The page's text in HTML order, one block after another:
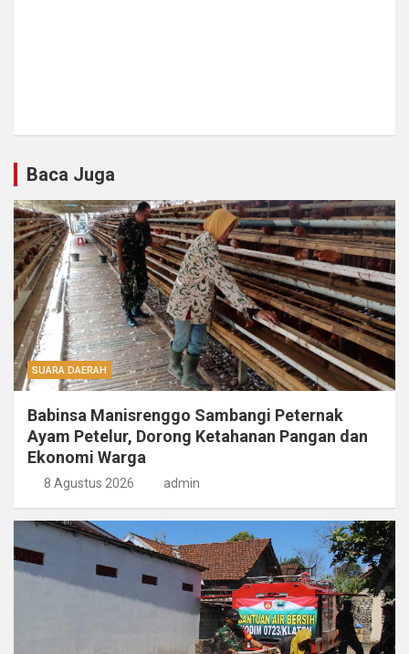
Baca Juga
SUARA DAERAH
Babinsa Manisrenggo Sambangi Peternak
Ayam Petelur, Dorong Ketahanan Pangan dan
Ekonomi Warga
8 Agustus 2026 admin